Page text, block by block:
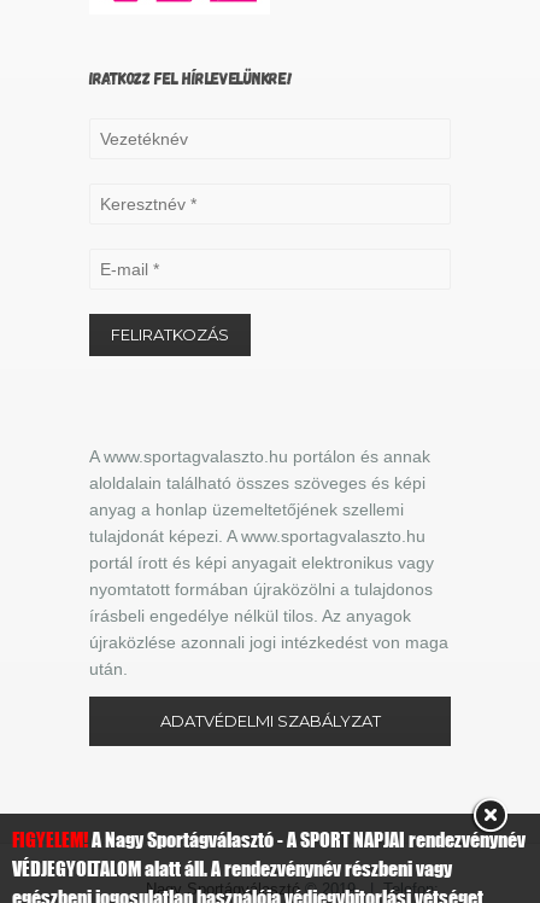
IRATKOZZ FEL HÍRLEVELÜNKRE!
A www.sportagvalaszto.hu portálon és annak
aloldalain található összes szöveges és képi
anyag a honlap üzemeltetőjének szellemi
tulajdonát képezi. A www.sportagvalaszto.hu
portál írott és képi anyagait elektronikus vagy
nyomtatott formában újraközölni a tulajdonos
írásbeli engedélye nélkül tilos. Az anyagok
újraközlése azonnali jogi intézkedést von maga
után.
ADATVÉDELMI SZABÁLYZAT
Nagy Sportágválasztó© 2019 | Telefon:
FIGYELEM!A Nagy Sportágválasztó - A SPORT NAPJAI rendezvénynév
VÉDJEGYOLTALOM alatt áll. A rendezvénynév részbeni vagy
egészbeni jogosulatlan használója védjegybitorlási vétséget